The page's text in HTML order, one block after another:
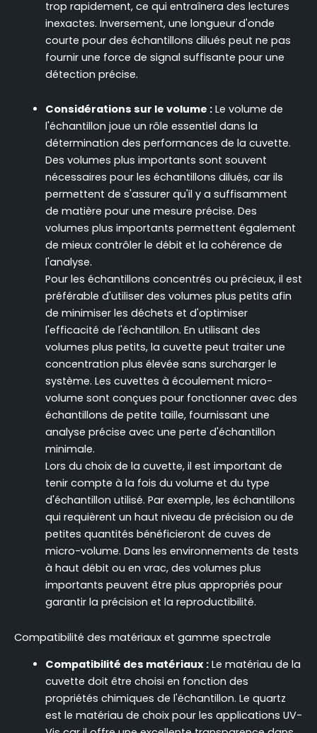
trop rapidement, ce qui entraînera des lectures
inexactes. Inversement, une longueur d'onde
courte pour des échantillons dilués peut ne pas
fournir une force de signal suffisante pour une
détection précise.
Considérations sur le volume :Le volume de
l'échantillon joue un rôle essentiel dans la
détermination des performances de la cuvette.
Des volumes plus importants sont souvent
nécessaires pour les échantillons dilués, car ils
permettent de s'assurer qu'il y a suffisamment
de matière pour une mesure précise. Des
volumes plus importants permettent également
de mieux contrôler le débit et la cohérence de
l'analyse.
Pour les échantillons concentrés ou précieux, il est
préférable d'utiliser des volumes plus petits afin
de minimiser les déchets et d'optimiser
l'efficacité de l'échantillon. En utilisant des
volumes plus petits, la cuvette peut traiter une
concentration plus élevée sans surcharger le
système. Les cuvettes à écoulement micro-
volume sont conçues pour fonctionner avec des
échantillons de petite taille, fournissant une
analyse précise avec une perte d'échantillon
minimale.
Lors du choix de la cuvette, il est important de
tenir compte à la fois du volume et du type
d'échantillon utilisé. Par exemple, les échantillons
qui requièrent un haut niveau de précision ou de
petites quantités bénéficieront de cuves de
micro-volume. Dans les environnements de tests
à haut débit ou en vrac, des volumes plus
importants peuvent être plus appropriés pour
garantir la précision et la reproductibilité.
Compatibilité des matériaux et gamme spectrale
Compatibilité des matériaux :Le matériau de la
cuvette doit être choisi en fonction des
propriétés chimiques de l'échantillon. Le quartz
est le matériau de choix pour les applications UV-